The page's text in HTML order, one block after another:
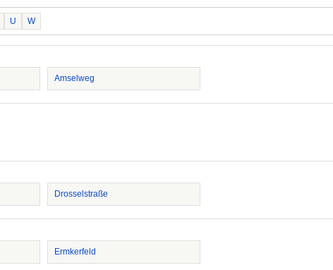
U W
Amselweg
Drosselstraße
Ermkerfeld